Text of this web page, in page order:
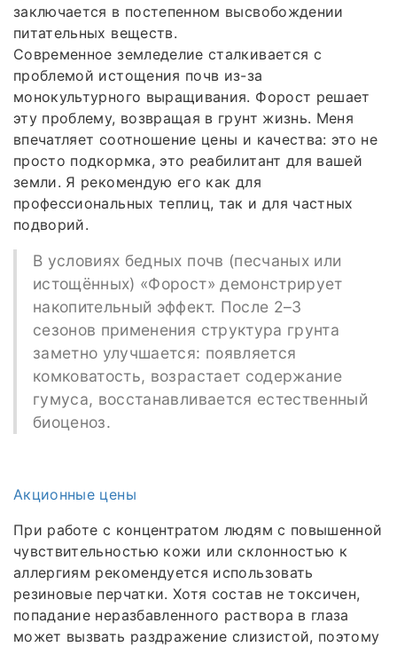
заключается в постепенном высвобождении
питательных веществ.
Современное земледелие сталкивается с
проблемой истощения почв из-за
монокультурного выращивания. Форост решает
эту проблему, возвращая в грунт жизнь. Меня
впечатляет соотношение цены и качества: это не
просто подкормка, это реабилитант для вашей
земли. Я рекомендую его как для
профессиональных теплиц, так и для частных
подворий.
В условиях бедных почв (песчаных или
истощённых) «Форост» демонстрирует
накопительный эффект. После 2–3
сезонов применения структура грунта
заметно улучшается: появляется
комковатость, возрастает содержание
гумуса, восстанавливается естественный
биоценоз.
Акционные цены
При работе с концентратом людям с повышенной
чувствительностью кожи или склонностью к
аллергиям рекомендуется использовать
резиновые перчатки. Хотя состав не токсичен,
попадание неразбавленного раствора в глаза
может вызвать раздражение слизистой, поэтому